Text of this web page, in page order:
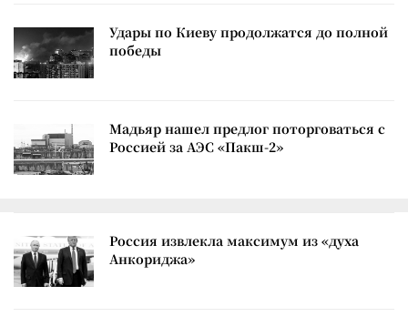
Удары по Киеву продолжатся до полной
победы
Мадьяр нашел предлог поторговаться с
Россией за АЭС «Пакш-2»
Россия извлекла максимум из «духа
Анкориджа»